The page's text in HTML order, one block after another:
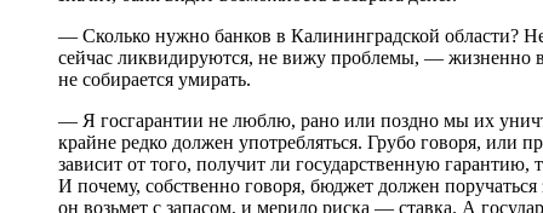
— Сколько нужно банков в Калининградской области?
сейчас ликвидируются, не вижу проблемы, — жизненно
не собирается умирать.
— Я госгарантии не люблю, рано или поздно мы их
крайне редко должен употребляться. Грубо говоря, или
зависит от того, получит ли государственную гарантию,
И почему, собственно говоря, бюджет должен поручаться
он возьмет с запасом, и мерило риска — ставка. А